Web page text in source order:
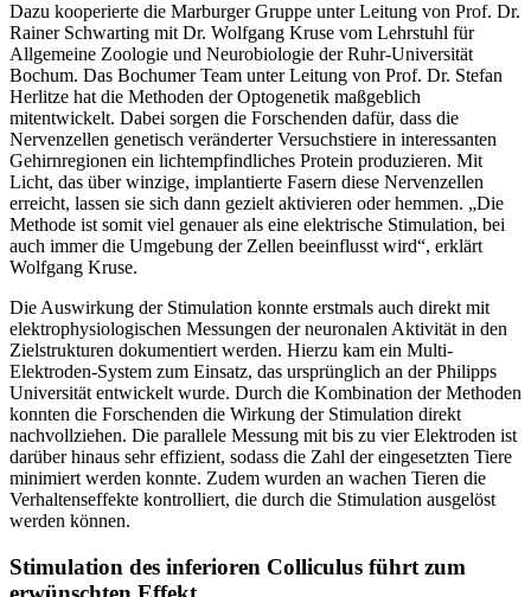
Dazu kooperierte die Marburger Gruppe unter Leitung von Prof. Dr.
Rainer Schwarting mit Dr. Wolfgang Kruse vom Lehrstuhl für
Allgemeine Zoologie und Neurobiologie der Ruhr-Universität
Bochum. Das Bochumer Team unter Leitung von Prof. Dr. Stefan
Herlitze hat die Methoden der Optogenetik maßgeblich
mitentwickelt. Dabei sorgen die Forschenden dafür, dass die
Nervenzellen genetisch veränderter Versuchstiere in interessanten
Gehirnregionen ein lichtempfindliches Protein produzieren. Mit
Licht, das über winzige, implantierte Fasern diese Nervenzellen
erreicht, lassen sie sich dann gezielt aktivieren oder hemmen. „Die
Methode ist somit viel genauer als eine elektrische Stimulation, bei
auch immer die Umgebung der Zellen beeinflusst wird“, erklärt
Wolfgang Kruse.
Die Auswirkung der Stimulation konnte erstmals auch direkt mit
elektrophysiologischen Messungen der neuronalen Aktivität in den
Zielstrukturen dokumentiert werden. Hierzu kam ein Multi-
Elektroden-System zum Einsatz, das ursprünglich an der Philipps
Universität entwickelt wurde. Durch die Kombination der Methoden
konnten die Forschenden die Wirkung der Stimulation direkt
nachvollziehen. Die parallele Messung mit bis zu vier Elektroden ist
darüber hinaus sehr effizient, sodass die Zahl der eingesetzten Tiere
minimiert werden konnte. Zudem wurden an wachen Tieren die
Verhaltenseffekte kontrolliert, die durch die Stimulation ausgelöst
werden können.
Stimulation des inferioren Colliculus führt zum